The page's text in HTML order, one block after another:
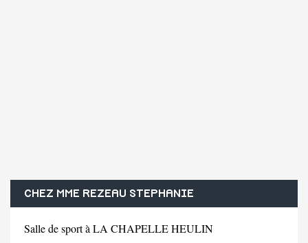
CHEZ MME REZEAU STEPHANIE
Salle de sport à LA CHAPELLE HEULIN